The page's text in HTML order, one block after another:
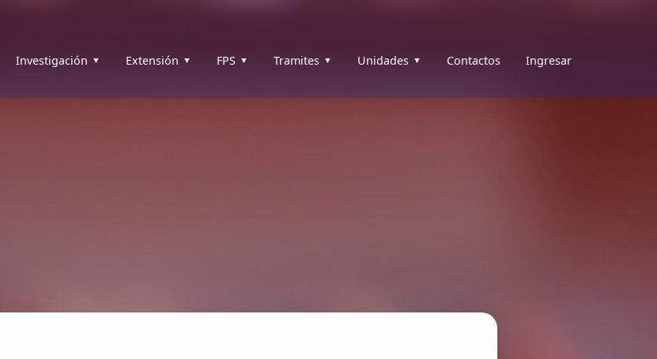
Investigación Extensión FPS Tramites Unidades Contactos Ingresar